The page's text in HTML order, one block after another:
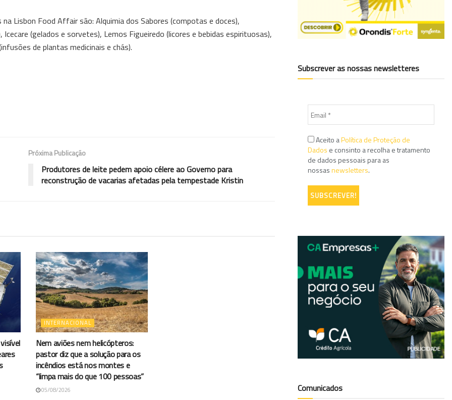
Lisbon Food Affair são: Alquimia dos Sabores (compotas e doces),
(gelados e sorvetes), Lemos Figueiredo (licores e bebidas espirituosas),
de plantas medicinais e chás).
Próxima Publicação
Produtores de leite pedem apoio célere ao Governo para
reconstrução de vacarias afetadas pela tempestade Kristin
INTERNACIONAL
Nem aviões nem helicópteros:
pastor diz que a solução para os
incêndios está nos montes e
“limpa mais do que 100 pessoas”
05/08/2026
Subscrever as nossas newsletteres
Aceito aPolítica de Proteção de
Dados e consinto a recolha e tratamento
de dados pessoais para as
nossasnewsletters.
Comunicados